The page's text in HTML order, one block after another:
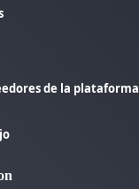
de la plataforma